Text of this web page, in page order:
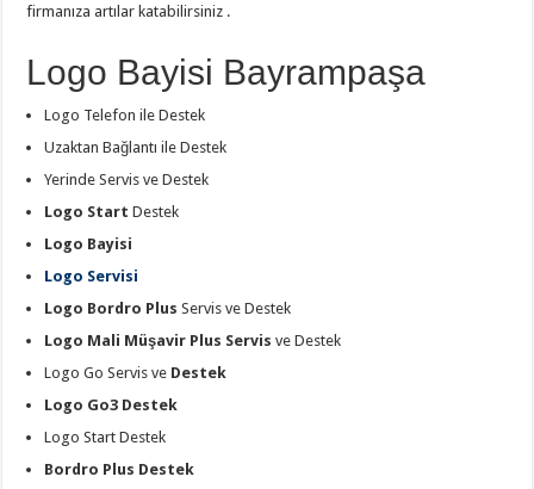
firmanıza artılar katabilirsiniz .
Logo Bayisi Bayrampaşa
Logo Telefon ile Destek
Uzaktan Bağlantı ile Destek
Yerinde Servis ve Destek
Logo Start Destek
Logo Bayisi
Logo Servisi
Logo Bordro Plus Servis ve Destek
Logo Mali Müşavir Plus Servis ve Destek
Logo Go Servis ve Destek
Logo Go3 Destek
Logo Start Destek
Bordro Plus Destek